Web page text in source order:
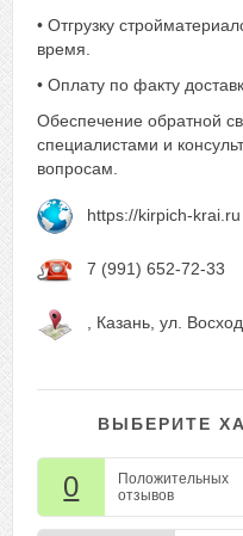
• Отгрузку
время.
• Оплату по факту
Обеспечение обратной
специалистами и
вопросам.
https://kirpich-krai.ru
7 (991) 652-72-33
, Казань, ул.
ВЫБЕРИТЕ
0
Положительных
отзывов